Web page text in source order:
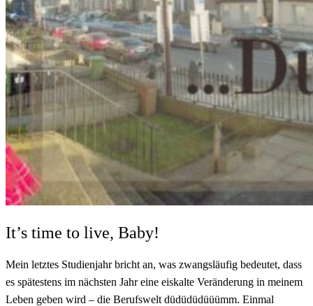
It’s time to live, Baby!
Mein letztes Studienjahr bricht an, was zwangsläufig bedeutet, dass
es spätestens im nächsten Jahr eine eiskalte Veränderung in meinem
Leben geben wird – die Berufswelt düdüdüdüüümm. Einmal